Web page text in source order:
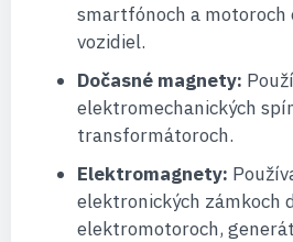
smartfónoch a motoroch
vozidiel.
Dočasné magnety:
elektromechanických
transformátoroch.
Elektromagnety:
elektronických zámkoch
elektromotoroch,